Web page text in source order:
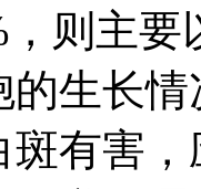
则主
的生长
斑有害